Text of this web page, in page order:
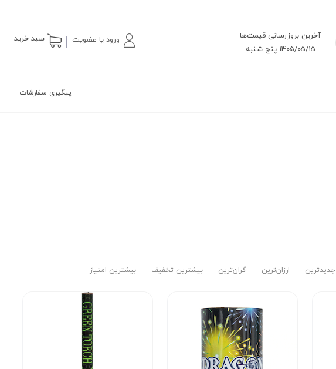
آخرین بروز‌رسانی قیمت‌ها
1405/05/15 پنج شنبه
ورود یا عضویت سبد خرید
پیگیری سفارشات
جدیدترین ارزان‌ترین گران‌ترین بیشترین تخفیف بیشترین امتیاز